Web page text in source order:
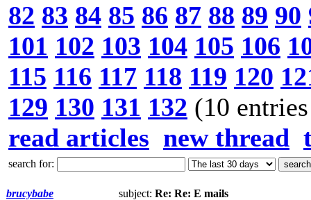
82 83 84 85 86 87 88 89 90
101 102 103 104 105 106
115 116 117 118 119 120
129 130 131 132 (10
read articles new thread
search for:
brucybabe subject: Re: Re: E mails